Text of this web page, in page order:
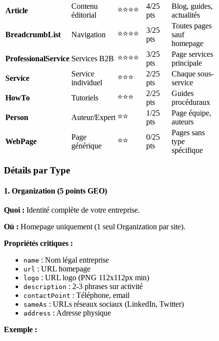
Article
Contenu
éditorial
⭐⭐⭐⭐
4/25
pts
Blog, guides,
actualités
BreadcrumbList Navigation ⭐⭐⭐⭐
3/25
pts
Toutes pages
sauf
homepage
ProfessionalService Services B2B ⭐⭐⭐⭐
3/25
pts
Page services
principale
Service
Service
individuel
⭐⭐⭐
2/25
pts
Chaque sous-
service
HowTo
Tutoriels ⭐⭐⭐
2/25
pts
Guides
procéduraux
Person
Auteur/Expert ⭐⭐
1/25
pts
Page équipe,
auteurs
WebPage
Page
générique
⭐⭐
0/25
pts
Pages sans
type
spécifique
Détails par Type
1. Organization (5 points GEO)
Quoi : Identité complète de votre entreprise.
Où : Homepage uniquement (1 seul Organization par site).
Propriétés critiques :
name : Nom légal entreprise
url : URL homepage
logo : URL logo (PNG 112x112px min)
description : 2-3 phrases sur activité
contactPoint : Téléphone, email
sameAs : URLs réseaux sociaux (LinkedIn, Twitter)
address : Adresse physique
Exemple :